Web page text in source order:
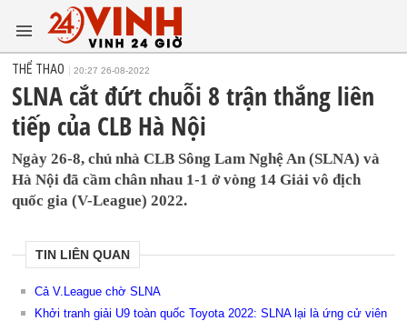
THỂ THAO 20:27 26-08-2022
SLNA cắt đứt chuỗi 8 trận thắng liên
tiếp của CLB Hà Nội
Ngày 26-8, chủ nhà CLB Sông Lam Nghệ An (SLNA) và
Hà Nội đã cầm chân nhau 1-1 ở vòng 14 Giải vô địch
quốc gia (V-League) 2022.
TIN LIÊN QUAN
Cả V.League chờ SLNA
Khởi tranh giải U9 toàn quốc Toyota 2022: SLNA lại là ứng cử viên